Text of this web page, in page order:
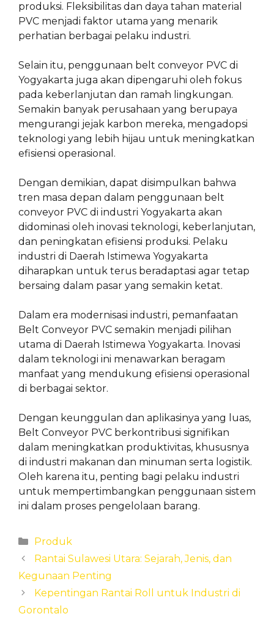
produksi. Fleksibilitas dan daya tahan material
PVC menjadi faktor utama yang menarik
perhatian berbagai pelaku industri.
Selain itu, penggunaan belt conveyor PVC di
Yogyakarta juga akan dipengaruhi oleh fokus
pada keberlanjutan dan ramah lingkungan.
Semakin banyak perusahaan yang berupaya
mengurangi jejak karbon mereka, mengadopsi
teknologi yang lebih hijau untuk meningkatkan
efisiensi operasional.
Dengan demikian, dapat disimpulkan bahwa
tren masa depan dalam penggunaan belt
conveyor PVC di industri Yogyakarta akan
didominasi oleh inovasi teknologi, keberlanjutan,
dan peningkatan efisiensi produksi. Pelaku
industri di Daerah Istimewa Yogyakarta
diharapkan untuk terus beradaptasi agar tetap
bersaing dalam pasar yang semakin ketat.
Dalam era modernisasi industri, pemanfaatan
Belt Conveyor PVC semakin menjadi pilihan
utama di Daerah Istimewa Yogyakarta. Inovasi
dalam teknologi ini menawarkan beragam
manfaat yang mendukung efisiensi operasional
di berbagai sektor.
Dengan keunggulan dan aplikasinya yang luas,
Belt Conveyor PVC berkontribusi signifikan
dalam meningkatkan produktivitas, khususnya
di industri makanan dan minuman serta logistik.
Oleh karena itu, penting bagi pelaku industri
untuk mempertimbangkan penggunaan sistem
ini dalam proses pengelolaan barang.
Categories
Produk
Rantai Sulawesi Utara: Sejarah, Jenis, dan
Kegunaan Penting
Kepentingan Rantai Roll untuk Industri di
Gorontalo